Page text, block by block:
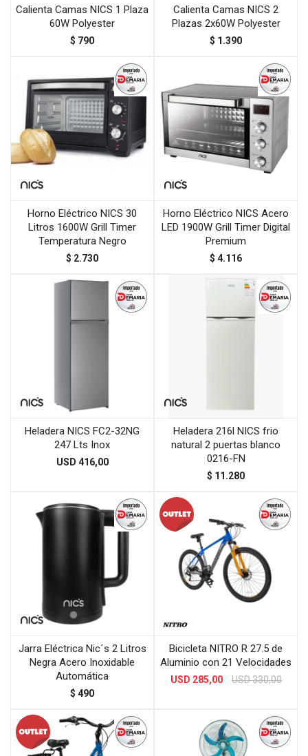
Calienta Camas NICS 1 Plaza
60W Polyester
$ 790
Calienta Camas NICS 2
Plazas 2x60W Polyester
$ 1.390
Horno Eléctrico NICS 30
Litros 1600W Grill Timer
Temperatura Negro
$ 2.730
Horno Eléctrico NICS Acero
LED 1900W Grill Timer Digital
Premium
$ 4.116
Heladera NICS FC2-32NG
247 Lts Inox
USD 416,00
Heladera 216l NICS frio
natural 2 puertas blanco
0216-FN
$ 11.280
Jarra Eléctrica Nic´s 2 Litros
Negra Acero Inoxidable
Automática
$ 490
Bicicleta NITRO R 27.5 de
Aluminio con 21 Velocidades
USD 285,00 USD330,00